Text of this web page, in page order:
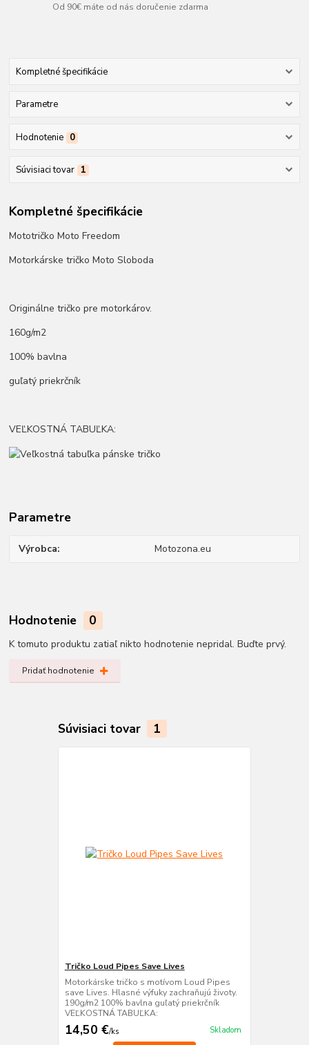
Od 90€ máte od nás doručenie zdarma
Kompletné špecifikácie
Parametre
Hodnotenie 0
Súvisiaci tovar 1
Kompletné špecifikácie
Mototričko Moto Freedom
Motorkárske tričko Moto Sloboda
Originálne tričko pre motorkárov.
160g/m2
100% bavlna
guľatý priekrčník
VEĽKOSTNÁ TABUĽKA:
Parametre
Výrobca Motozona.eu
Hodnotenie 0
K tomuto produktu zatiaľ nikto hodnotenie nepridal. Buďte prvý.
Pridať hodnotenie
Súvisiaci tovar 1
Tričko Loud Pipes Save Lives
Motorkárske tričko s motívom Loud Pipes
save Lives. Hlasné výfuky zachraňujú životy.
190g/m2 100% bavlna guľatý priekrčník
VEĽKOSTNÁ TABUĽKA:
14,50 €/ks Skladom